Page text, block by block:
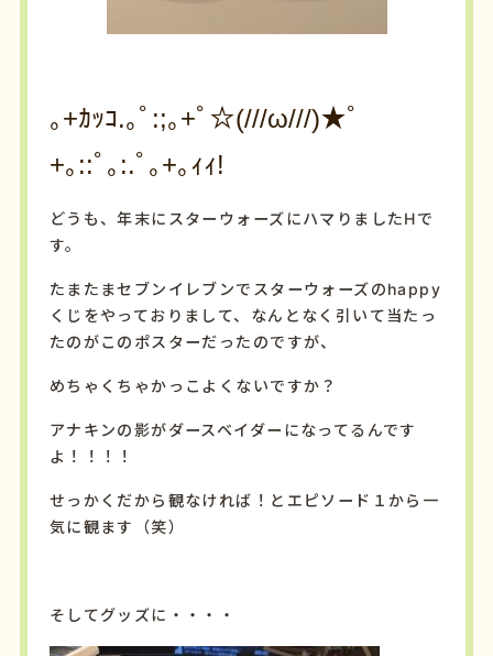
｡+ｶｯｺ.｡ﾟ:;｡+ﾟ☆(///ω///)★ﾟ
+｡::ﾟ｡:.ﾟ｡+｡ｨｨ!
どうも、年末にスターウォーズにハマりましたHで
す。
たまたまセブンイレブンでスターウォーズのhappy
くじをやっておりまして、なんとなく引いて当たっ
たのがこのポスターだったのですが、
めちゃくちゃかっこよくないですか？
アナキンの影がダースベイダーになってるんです
よ！！！！
せっかくだから観なければ！とエピソード１から一
気に観ます（笑）
そしてグッズに・・・・